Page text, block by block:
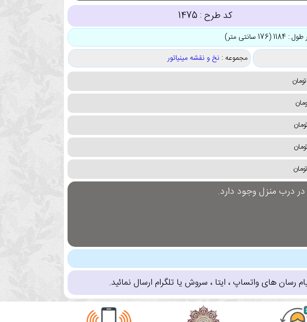
کد طرح : 1475
سانتی متر)
مجموعه : نخ و نقشه مینیاتور
تومان
تومان
تومان
تومان
درب منزل وجود دارد.
رسان های واتساپ ، ایتا ، سروش یا تلگرام ارسال نمائید.